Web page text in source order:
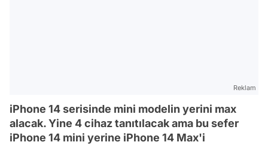
Reklam
iPhone 14 serisinde mini modelin yerini max
alacak. Yine 4 cihaz tanıtılacak ama bu sefer
iPhone 14 mini yerine iPhone 14 Max'i